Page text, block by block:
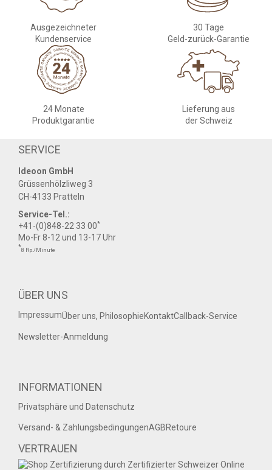
Ausgezeichneter
Kundenservice
30 Tage
Geld-zurück-Garantie
24 Monate
Produktgarantie
Lieferung aus
der Schweiz
SERVICE
Ideoon GmbH
Grüssenhölzliweg 3
CH-4133 Pratteln
Service-Tel.:
+41-(0)848-22 33 00*
Mo-Fr 8-12 und 13-17 Uhr
*8 Rp./Minute
ÜBER UNS
ImpressumÜber uns, PhilosophieKontaktCallback-Service
Newsletter-Anmeldung
INFORMATIONEN
Privatsphäre und Datenschutz
Versand- & ZahlungsbedingungenAGBRetoure
VERTRAUEN